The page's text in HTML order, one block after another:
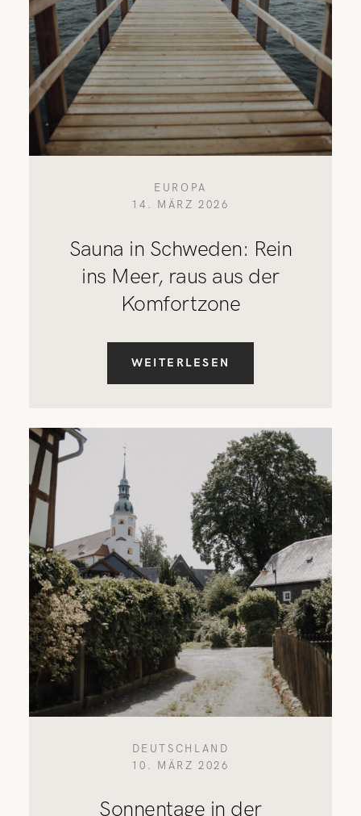
EUROPA
14. MÄRZ 2026
Sauna in Schweden: Rein
ins Meer, raus aus der
Komfortzone
WEITERLESEN
DEUTSCHLAND
10. MÄRZ 2026
Sonnentage in der